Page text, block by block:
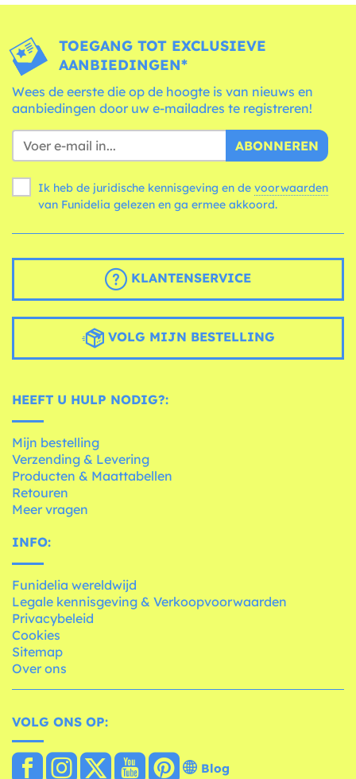
TOEGANG TOT EXCLUSIEVE
AANBIEDINGEN*
Wees de eerste die op de hoogte is van nieuws en
aanbiedingen door uw e-mailadres te registreren!
ABONNEREN
Ik heb de juridische kennisgeving en de voorwaarden
van Funidelia gelezen en ga ermee akkoord.
KLANTENSERVICE
VOLG MIJN BESTELLING
HEEFT U HULP NODIG?:
Mijn bestelling
Verzending & Levering
Producten & Maattabellen
Retouren
Meer vragen
INFO:
Funidelia wereldwijd
Legale kennisgeving & Verkoopvoorwaarden
Privacybeleid
Cookies
Sitemap
Over ons
VOLG ONS OP:
Blog